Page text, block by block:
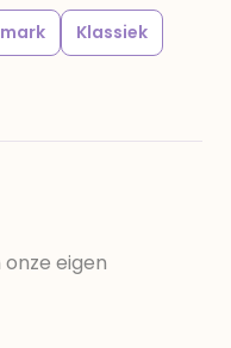
Klassiek
eigen